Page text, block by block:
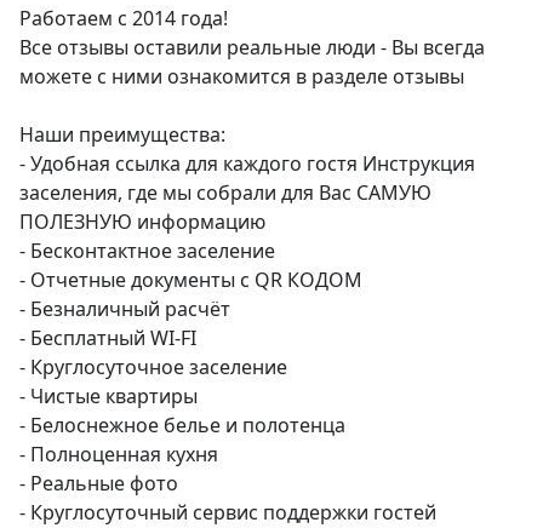
Работаем с 2014 года!
Все отзывы оставили реальные люди - Вы всегда
можете с ними ознакомится в разделе отзывы
Наши преимущества:
- Удобная ссылка для каждого гостя Инструкция
заселения, где мы собрали для Вас САМУЮ
ПОЛЕЗНУЮ информацию
- Бесконтактное заселение
- Отчетные документы с QR КОДОМ
- Безналичный расчёт
- Бесплатный WI-FI
- Круглосуточное заселение
- Чистые квартиры
- Белоснежное белье и полотенца
- Полноценная кухня
- Реальные фото
- Круглосуточный сервис поддержки гостей